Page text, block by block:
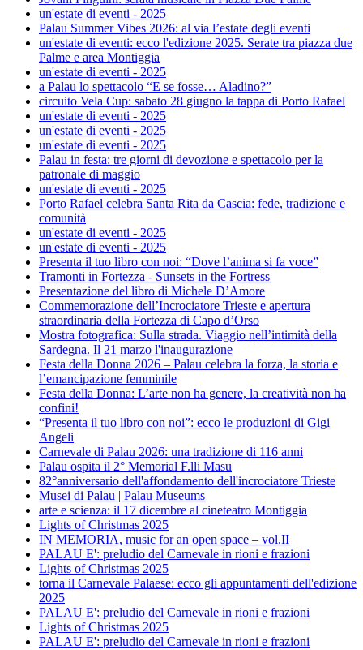
un'estate di eventi - 2025
Palau Summer Vibes 2026: al via l’estate degli eventi
un'estate di eventi: ecco l'edizione 2025. Serate tra piazza due
Palme e area Montiggia
un'estate di eventi - 2025
a Palau lo spettacolo “E se fosse… Aladino?”
circuito Vela Cup: sabato 28 giugno la tappa di Porto Rafael
un'estate di eventi - 2025
un'estate di eventi - 2025
un'estate di eventi - 2025
Palau in festa: tre giorni di devozione e spettacolo per la
patronale di maggio
un'estate di eventi - 2025
Porto Rafael celebra Santa Rita da Cascia: fede, tradizione e
comunità
un'estate di eventi - 2025
un'estate di eventi - 2025
Presenta il tuo libro con noi: “Dove l’anima si fa voce”
Tramonti in Fortezza - Sunsets in the Fortress
Presentazione del libro di Michele D’Amore
Commemorazione dell’Incrociatore Trieste e apertura
straordinaria della Fortezza di Capo d’Orso
Mostra fotografica: Sulla strada. Viaggio nell’intimità della
Sardegna. Il 21 marzo l'inaugurazione
Festa della Donna 2026 – Palau celebra la forza, la storia e
l’emancipazione femminile
Festa della Donna: L’arte non ha genere, la creatività non ha
confini!
“Presenta il tuo libro con noi”: ecco le produzioni di Gigi
Angeli
Carnevale di Palau 2026: una tradizione di 116 anni
Palau ospita il 2° Memorial F.lli Masu
82°anniversario dell'affondamento dell'incrociatore Trieste
Musei di Palau | Palau Museums
arte e scienza: il 17 dicembre al cineteatro Montiggia
Lights of Christmas 2025
IN MEMORIA, music for an open space – vol.II
PALAU E': preludio del Carnevale in rioni e frazioni
Lights of Christmas 2025
torna il Carnevale Palaese: ecco gli appuntamenti dell'edizione
2025
PALAU E': preludio del Carnevale in rioni e frazioni
Lights of Christmas 2025
PALAU E': preludio del Carnevale in rioni e frazioni